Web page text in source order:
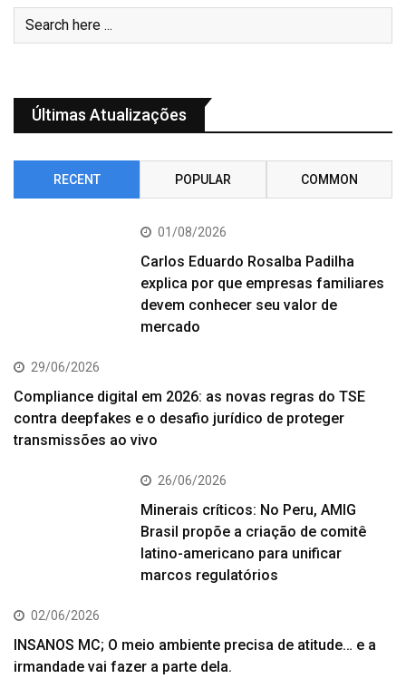
Últimas Atualizações
RECENT POPULAR COMMON
01/08/2026
Carlos Eduardo Rosalba Padilha
explica por que empresas familiares
devem conhecer seu valor de
mercado
29/06/2026
Compliance digital em 2026: as novas regras do TSE
contra deepfakes e o desafio jurídico de proteger
transmissões ao vivo
26/06/2026
Minerais críticos: No Peru, AMIG
Brasil propõe a criação de comitê
latino-americano para unificar
marcos regulatórios
02/06/2026
INSANOS MC; O meio ambiente precisa de atitude… e a
irmandade vai fazer a parte dela.